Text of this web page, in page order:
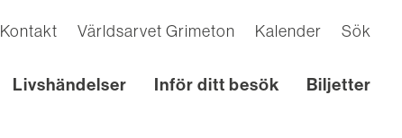
Kontakt Världsarvet Grimeton Kalender Sök
Livshändelser Inför ditt besök Biljetter